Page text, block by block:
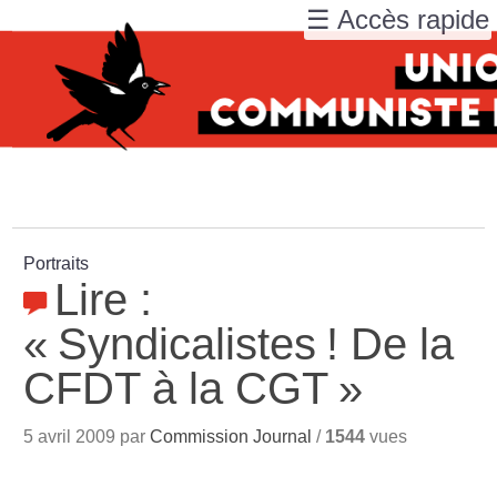
Portraits
Lire :
« Syndicalistes ! De la
CFDT à la CGT »
5 avril 2009 parCommission Journal / 1544 vues
☰ Accès rapide